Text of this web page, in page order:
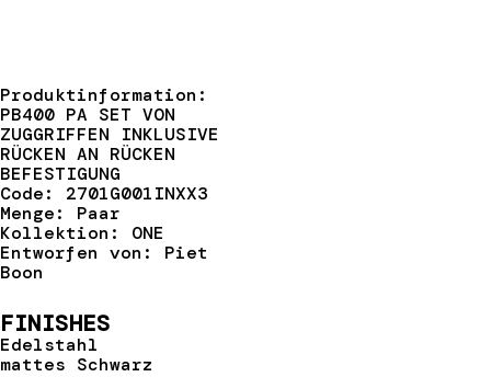
Produktinformation:
PB400 PA SET VON
ZUGGRIFFEN INKLUSIVE
RÜCKEN AN RÜCKEN
BEFESTIGUNG
Code: 2701G001INXX3
Menge: Paar
Kollektion: ONE
Entworfen von: Piet
Boon
FINISHES
Edelstahl
mattes Schwarz